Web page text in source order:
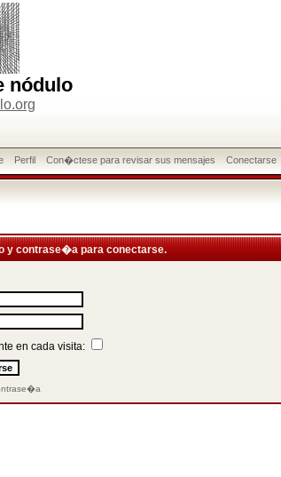
nódulo
Perfil Con�ctese para revisar sus mensajes Conectarse
y contrase�a para conectarse.
en cada visita: